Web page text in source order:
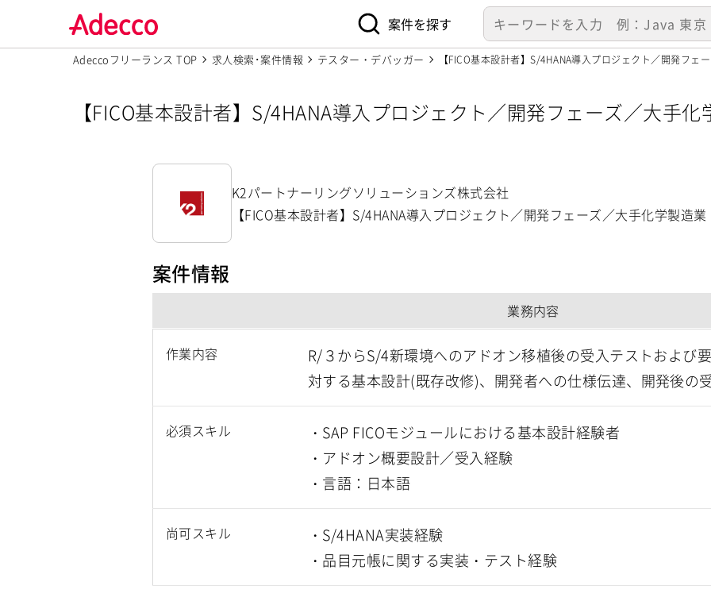
案件を探す
Adeccoフリーランス TOP 求人検索･案件情報 テスター・デバッガー 【FICO基本設計者】S/4HANA導入プロジェクト／開発フ
【FICO基本設計者】S/4HANA導入プロジェクト／開発フェーズ／大手
K2パートナーリングソリューションズ株式会社
【FICO基本設計者】S/4HANA導入プロジェクト／開発フェーズ／大手化学製造
案件情報
業務内容
作業内容
R/３からS/4新環境へのアドオン移植後の受入テストおよび
対する基本設計(既存改修)、開発者への仕様伝達、開発後の
必須スキル
・SAP FICOモジュールにおける基本設計経験者
・アドオン概要設計／受入経験
・言語：日本語
尚可スキル
・S/4HANA実装経験
・品目元帳に関する実装・テスト経験